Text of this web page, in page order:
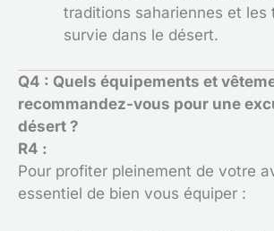
traditions sahariennes et les
survie dans le désert.
Q4 : Quels équipements et
recommandez-vous pour une
désert ?
R4 :
Pour profiter pleinement de votre
essentiel de bien vous équiper :